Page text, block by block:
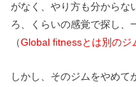
がなく、やり方も分からな
ろ、くらいの感覚で探し、
（Global fitnessとは別のジ
しかし、そのジムをやめて